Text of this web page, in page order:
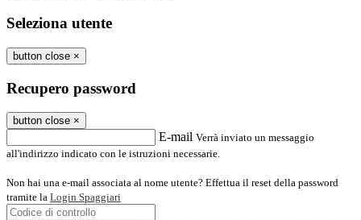
Seleziona utente
button close ×
Recupero password
button close ×
E-mail Verrà inviato un messaggio
all'indirizzo indicato con le istruzioni necessarie.
Non hai una e-mail associata al nome utente? Effettua il reset della password
tramite la Login Spaggiari